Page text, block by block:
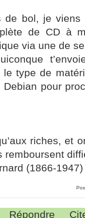
de bol, je
de CD à
via une de
le type de
Debian pour
riches, et
remboursent
(1866-1947)
Répondre